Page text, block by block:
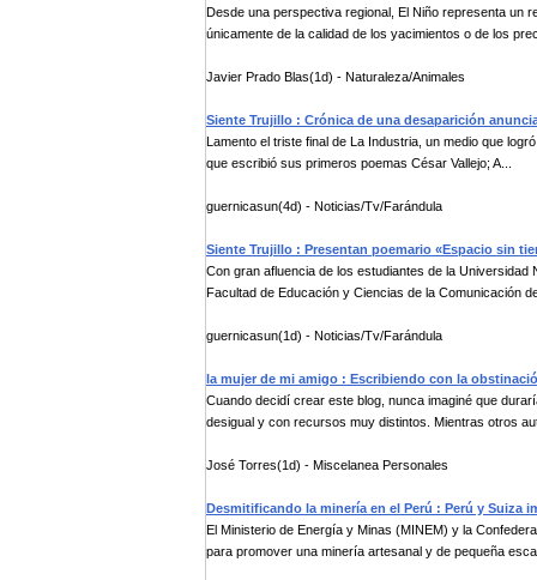
Desde una perspectiva regional, El Niño representa un
únicamente de la calidad de los yacimientos o de los
Javier Prado Blas(1d) - Naturaleza/Animales
Siente Trujillo : Crónica de una desaparición
Lamento el triste final de La Industria, un medio que
que escribió sus primeros poemas César Vallejo; A...
guernicasun(4d) - Noticias/Tv/Farándula
Siente Trujillo : Presentan poemario «Espacio sin
Con gran afluencia de los estudiantes de la Universidad
Facultad de Educación y Ciencias de la Comunicación
guernicasun(1d) - Noticias/Tv/Farándula
la mujer de mi amigo : Escribiendo con la
Cuando decidí crear este blog, nunca imaginé que
desigual y con recursos muy distintos. Mientras otros
José Torres(1d) - Miscelanea Personales
Desmitificando la minería en el Perú : Perú y Suiza
El Ministerio de Energía y Minas (MINEM) y la
para promover una minería artesanal y de pequeña